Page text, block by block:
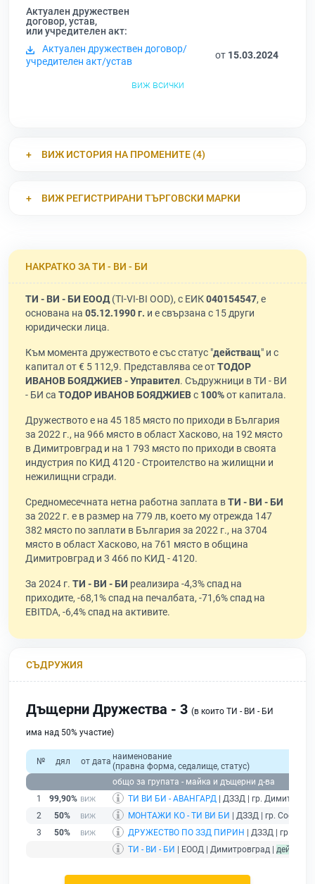
Актуален дружествен
договор, устав,
или учредителен акт:
Актуален дружествен договор/
учредителен акт/устав
от 15.03.2024
виж всички
ВИЖ ИСТОРИЯ НА ПРОМЕНИТЕ (4)
ВИЖ РЕГИСТРИРАНИ ТЪРГОВСКИ МАРКИ
НАКРАТКО ЗА ТИ - ВИ - БИ
ТИ - ВИ - БИ ЕООД(TI-VI-BI OOD), с ЕИК040154547, е
основана на 05.12.1990 г. и е свързана с 15 други
юридически лица.
Към момента дружеството е със статус "действащ" и с
капитал от € 5 112,9. Представлява се отТОДОР
ИВАНОВ БОЯДЖИЕВ - Управител. Съдружници в ТИ - ВИ
- БИ са ТОДОР ИВАНОВ БОЯДЖИЕВс 100%от капитала.
Дружеството е на 45 185 място по приходи в България
за 2022 г., на 966 място в област Хасково, на 192 място
в Димитровград и на 1 793 място по приходи в своята
индустрия по КИД 4120 - Строителство на жилищни и
нежилищни сгради.
Средномесечната нетна работна заплата вТИ - ВИ - БИ
за 2022 г. е в размер на 779 лв, което му отрежда 147
382 място по заплати в България за 2022 г., на 3704
място в област Хасково, на 761 място в община
Димитровград и 3 466 по КИД - 4120.
За 2024 г. ТИ - ВИ - БИ реализира -4,3% спад на
приходите, -68,1% спад на печалбата, -71,6% спад на
EBITDA, -6,4% спад на активите.
СЪДРУЖИЯ
Дъщерни Дружества - 3 (в които ТИ - ВИ - БИ
има над 50% участие)
№ дял от дата наименование
(правна форма, седалище, статус)
общо за групата - майка и дъщерни д-ва
1
99,90% ТИ ВИ БИ - АВАНГАРД | ДЗЗД | гр.
2
50% МОНТАЖИ КО - ТИ ВИ БИ | ДЗЗД | гр. София |
3
50% ДРУЖЕСТВО ПО ЗЗД ПИРИН
| ДЗЗД | гр.
ТИ - ВИ - БИ
| ЕООД | Димитровград | действащ